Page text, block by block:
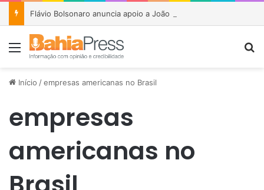
Menu
Início /empresas americanas no Brasil
empresas
americanas no